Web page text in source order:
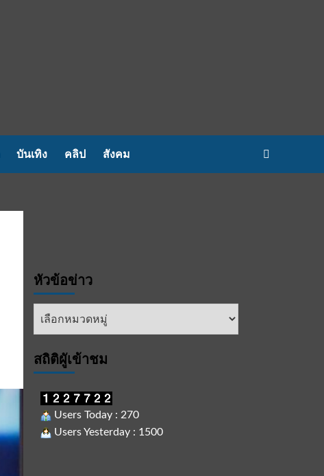
บันเทิง คลิป สังคม
หัวข้อข่าว
หัวข้อ
สถิติผูัเข้าชม
Users Today : 270
Users Yesterday : 1500